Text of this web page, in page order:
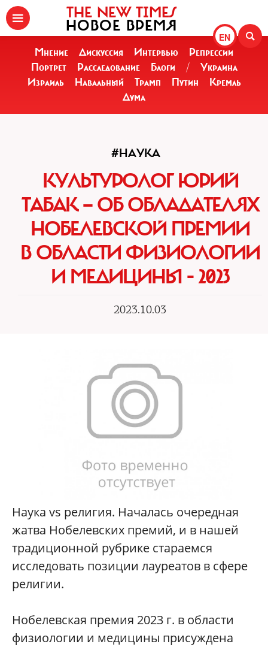
EN
THE NEW TIMES
НОВОЕ ВРЕМЯ
Мнение Дискуссия Интервью
Репрессии
Портрет
Расследование Блоги /
Украина
Израиль
Навальный Трамп Путин
Кремль
Дума
#НАУКА
КУЛЬТУРОЛОГ ЮРИЙ
ТАБАК — ОБ ОБЛАДАТЕЛЯХ
НОБЕЛЕВСКОЙ ПРЕМИИ
В ОБЛАСТИ ФИЗИОЛОГИИ
И МЕДИЦИНЫ - 2023
2023.10.03
Наука vs религия. Началась очередная
жатва Нобелевских премий, и в нашей
традиционной рубрике стараемся
исследовать позиции лауреатов в сфере
религии.
Нобелевская премия 2023 г. в области
физиологии и медицины присуждена